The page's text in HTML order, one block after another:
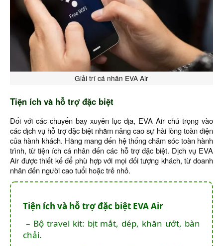
Giải trí cá nhân EVA Air
Tiện ích và hỗ trợ đặc biệt
Đối với các chuyến bay xuyên lục địa, EVA Air chú trọng vào
các dịch vụ hỗ trợ đặc biệt nhằm nâng cao sự hài lòng toàn diện
của hành khách. Hãng mang đến hệ thống chăm sóc toàn hành
trình, từ tiện ích cá nhân đến các hỗ trợ đặc biệt. Dịch vụ EVA
Air được thiết kế để phù hợp với mọi đối tượng khách, từ doanh
nhân đến người cao tuổi hoặc trẻ nhỏ.
Tiện ích và hỗ trợ đặc biệt EVA Air
– Bộ travel kit: bịt mắt, dép, khăn ướt, bàn
chải.